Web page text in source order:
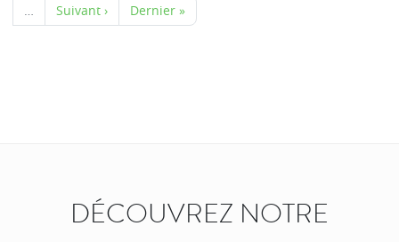
Suivant › Dernier »
DÉCOUVREZ NOTRE